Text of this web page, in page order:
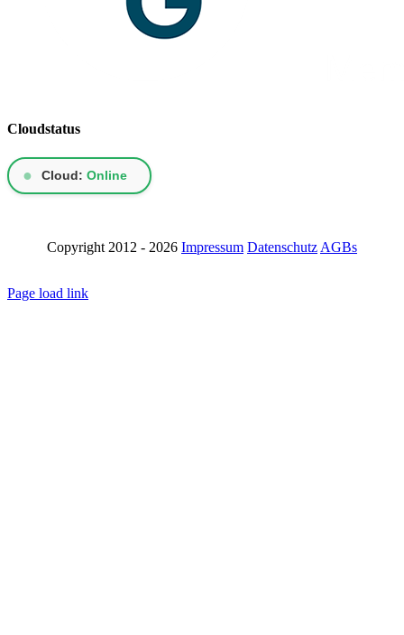
Cloudstatus
● Cloud: Online
Copyright 2012 - 2026 Impressum Datenschutz AGBs
Page load link